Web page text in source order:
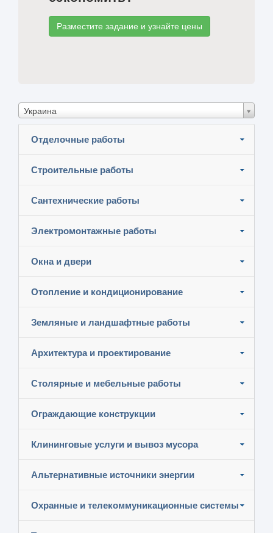
Разместите задание и узнайте цены
Украина
Отделочные работы
Строительные работы
Сантехнические работы
Электромонтажные работы
Окна и двери
Отопление и кондиционирование
Земляные и ландшафтные работы
Архитектура и проектирование
Столярные и мебельные работы
Ограждающие конструкции
Клининговые услуги и вывоз мусора
Альтернативные источники энергии
Охранные и телекоммуникационные системы